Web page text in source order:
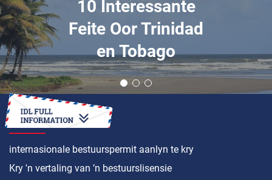
10 Interessante
Feite Oor Trinidad
en Tobago
HOE OM ’N
internasionale bestuurspermit aanlyn te kry
Kry 'n vertaling van ’n bestuurslisensie